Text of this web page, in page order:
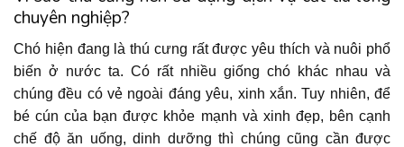
chuyên nghiệp?
Chó hiện đang là thú cưng rất được yêu thích và nuôi phổ
biến ở nước ta. Có rất nhiều giống chó khác nhau và
chúng đều có vẻ ngoài đáng yêu, xinh xắn. Tuy nhiên, để
bé cún của bạn được khỏe mạnh và xinh đẹp, bên cạnh
chế độ ăn uống, dinh dưỡng thì chúng cũng cần được